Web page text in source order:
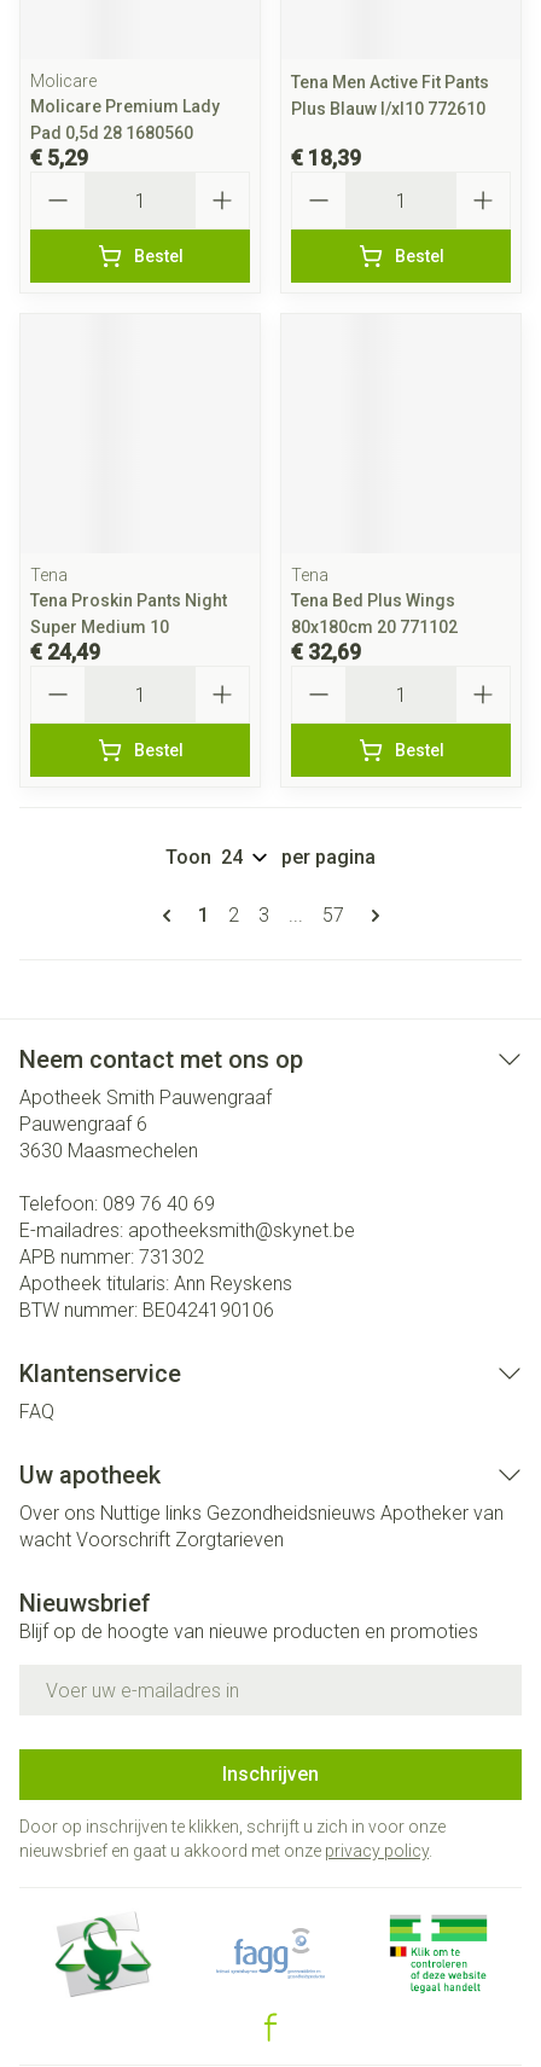
Molicare
Molicare Premium Lady
Pad 0,5d 28 1680560
€ 5,29
Bestel
Tena Men Active Fit Pants
Plus Blauw l/xl10 772610
€ 18,39
Bestel
Tena
Tena Proskin Pants Night
Super Medium 10
€ 24,49
Bestel
Tena
Tena Bed Plus Wings
80x180cm 20 771102
€ 32,69
Bestel
Pagina's
U lees momenteel pagina
1 Pagina
2 Pagina
3 ... Pagina
57
Toon per pagina
Neem contact met ons op
Apotheek Smith Pauwengraaf
Pauwengraaf 6
3630 Maasmechelen
Telefoon: 089 76 40 69
E-mailadres: apotheeksmith@skynet.be
APB nummer: 731302
Apotheek titularis: Ann Reyskens
BTW nummer: BE0424190106
Klantenservice
FAQ
Uw apotheek
Over ons Nuttige links Gezondheidsnieuws Apotheker van
wacht Voorschrift Zorgtarieven
Nieuwsbrief
Blijf op de hoogte van nieuwe producten en promoties
Inschrijven
Door op inschrijven te klikken, schrijft u zich in voor onze
nieuwsbrief en gaat u akkoord met onze privacy policy.